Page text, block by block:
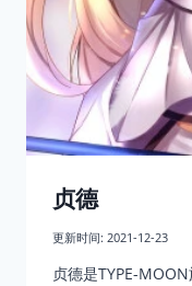
贞德
更新时间: 2021-12-23
贞德是TYPE-